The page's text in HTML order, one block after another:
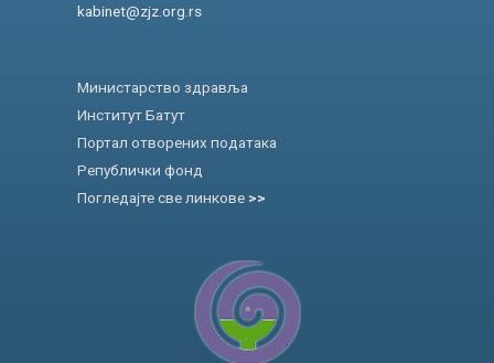
kabinet@zjz.org.rs
Министарство здравља
Институт Батут
Портал отворених података
Републички фонд
Погледајте све линкове >>